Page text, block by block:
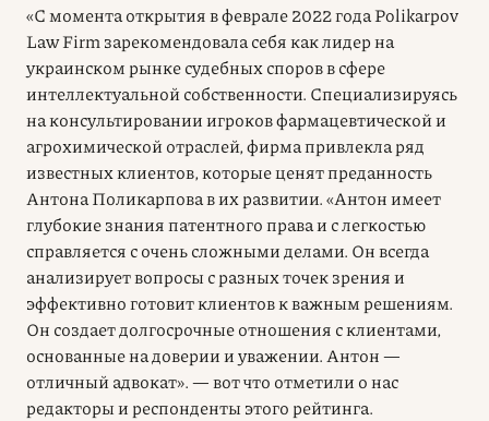
«С момента открытия в феврале 2022 года Polikarpov
Law Firm зарекомендовала себя как лидер на
украинском рынке судебных споров в сфере
интеллектуальной собственности. Специализируясь
на консультировании игроков фармацевтической и
агрохимической отраслей, фирма привлекла ряд
известных клиентов, которые ценят преданность
Антона Поликарпова в их развитии. «Антон имеет
глубокие знания патентного права и с легкостью
справляется с очень сложными делами. Он всегда
анализирует вопросы с разных точек зрения и
эффективно готовит клиентов к важным решениям.
Он создает долгосрочные отношения с клиентами,
основанные на доверии и уважении. Антон —
отличный адвокат». — вот что отметили о нас
редакторы и респонденты этого рейтинга.